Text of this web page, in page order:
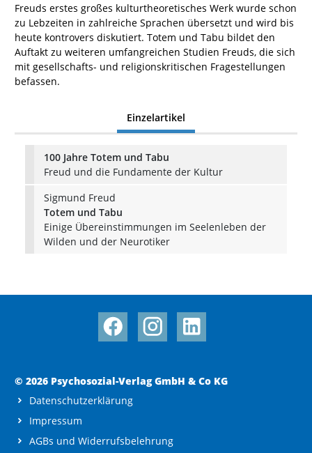
Freuds erstes großes kulturtheoretisches Werk wurde schon
zu Lebzeiten in zahlreiche Sprachen übersetzt und wird bis
heute kontrovers diskutiert. Totem und Tabu bildet den
Auftakt zu weiteren umfangreichen Studien Freuds, die sich
mit gesellschafts- und religionskritischen Fragestellungen
befassen.
Einzelartikel
100 Jahre Totem und Tabu
Freud und die Fundamente der Kultur
Sigmund Freud
Totem und Tabu
Einige Übereinstimmungen im Seelenleben der
Wilden und der Neurotiker
© 2026 Psychosozial-Verlag GmbH & Co KG
Datenschutzerklärung
Impressum
AGBs und Widerrufsbelehrung